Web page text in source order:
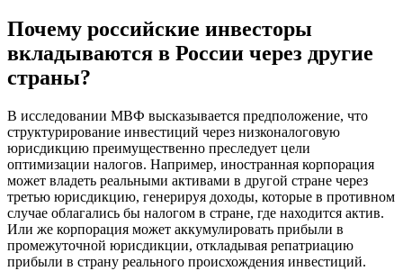
Почему российские инвесторы
вкладываются в России через другие
страны?
В исследовании МВФ высказывается предположение, что
структурирование инвестиций через низконалоговую
юрисдикцию преимущественно преследует цели
оптимизации налогов. Например, иностранная корпорация
может владеть реальными активами в другой стране через
третью юрисдикцию, генерируя доходы, которые в противном
случае облагались бы налогом в стране, где находится актив.
Или же корпорация может аккумулировать прибыли в
промежуточной юрисдикции, откладывая репатриацию
прибыли в страну реального происхождения инвестиций.